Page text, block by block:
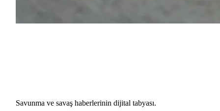
Savunma ve savaş haberlerinin dijital tabyası.